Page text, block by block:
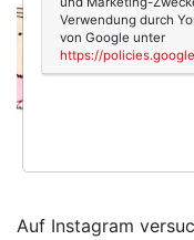
Auf Instagram
Verwendung durch
von Google unter
https://